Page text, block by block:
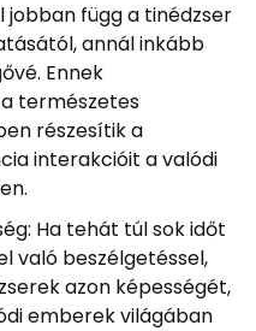
jobban függ a tinédzser
annál inkább
Ennek
természetes
részesítik a
interakcióit a valódi
Ha tehát túl sok időt
való beszélgetéssel,
azon képességét,
emberek világában